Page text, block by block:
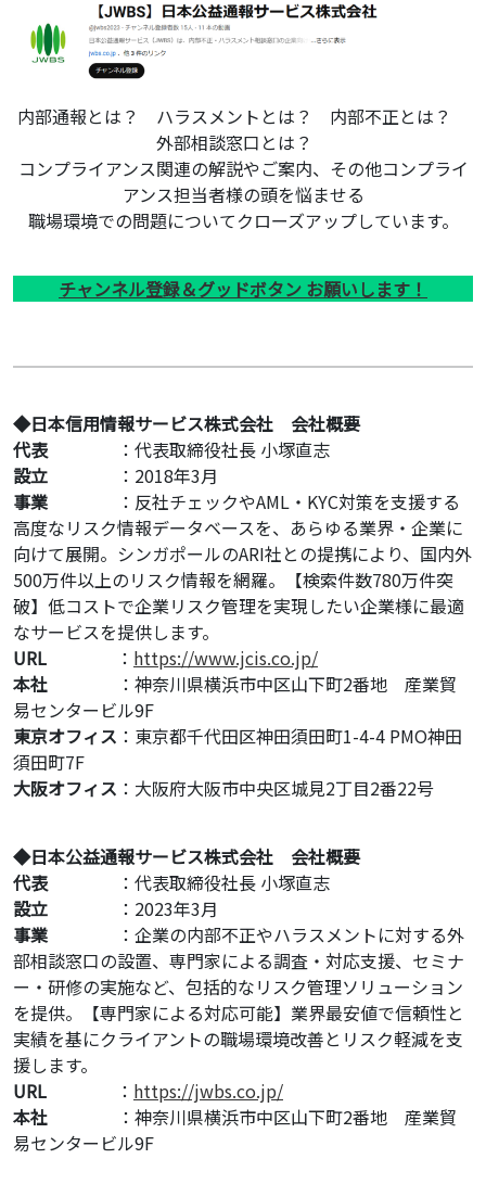
内部通報とは？ ハラスメントとは？ 内部不正とは？
外部相談窓口とは？
コンプライアンス関連の解説やご案内、その他コンプライ
アンス担当者様の頭を悩ませる
職場環境での問題についてクローズアップしています。
チャンネル登録＆グッドボタン お願いします！
◆日本信用情報サービス株式会社 会社概要
代表 ：代表取締役社長 小塚直志
設立 ：2018年3月
事業 ：反社チェックやAML・KYC対策を支援する
高度なリスク情報データベースを、あらゆる業界・企業に
向けて展開。シンガポールのARI社との提携により、国内外
500万件以上のリスク情報を網羅。【検索件数780万件突
破】低コストで企業リスク管理を実現したい企業様に最適
なサービスを提供します。
URL ： https://www.jcis.co.jp/
本社 ：神奈川県横浜市中区山下町2番地 産業貿
易センタービル9F
東京オフィス ：東京都千代田区神田須田町1-4-4 PMO神田
須田町7F
大阪オフィス ：大阪府大阪市中央区城見2丁目2番22号
◆日本公益通報サービス株式会社 会社概要
代表：代表取締役社長 小塚直志
設立 ：2023年3月
事業 ：企業の内部不正やハラスメントに対する外
部相談窓口の設置、専門家による調査・対応支援、セミナ
ー・研修の実施など、包括的なリスク管理ソリューション
を提供。【専門家による対応可能】業界最安値で信頼性と
実績を基にクライアントの職場環境改善とリスク軽減を支
援します。
URL ： https://jwbs.co.jp/
本社 ：神奈川県横浜市中区山下町2番地 産業貿
易センタービル9F